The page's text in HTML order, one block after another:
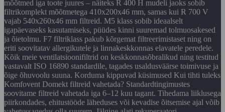
mõõtmed iga toote juures – näiteks R 400 H mudeli jaoks sobib
filtrikomplekt mõõtmetega 410x200x46 mm, samas kui R 700 V
vajab 540x260x46 mm filtreid. M5 klass sobib ideaalselt
igapäevaseks kasutamiseks, püüdes kinni suuremad tolmuosakesed
ja õietolmu. F7 filtriklass pakub kõrgemat filtreerimistaset ning on
eriti soovitatav allergikutele ja linnakeskkonnas elavatele peredele.
Kõik meie ventilatsioonifiltrid on keskkonnasõbralikud ning testitud
vastavalt ISO 16890 standardile, tagades usaldusväärse toimivuse ja
õige õhuvoolu suuna. Korduma kippuvad küsimused Kui tihti tuleks
Komfovent Domekt filtreid vahetada? Standardtingimustes
soovitame filtreid vahetada iga 6–12 kuu tagant. Tihedama liiklusega
piirkondades, ehitustööde läheduses või kevadise õitsemise ajal võib